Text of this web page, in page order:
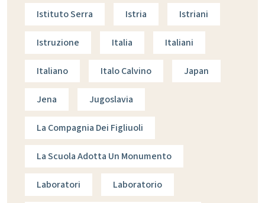
Istituto Serra Istria Istriani
Istruzione Italia Italiani
Italiano Italo Calvino Japan
Jena Jugoslavia
La Compagnia Dei Figliuoli
La Scuola Adotta Un Monumento
Laboratori Laboratorio